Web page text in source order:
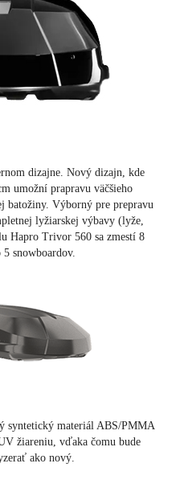
dizajne. Nový dizajn, kde
umožní prapravu väčšieho
batožiny. Výborný pre prepravu
lyžiarskej výbavy (lyže,
Hapro Trivor 560 sa zmestí 8
snowboardov.
syntetický materiál ABS/PMMA
žiareniu, vďaka čomu bude
ako nový.